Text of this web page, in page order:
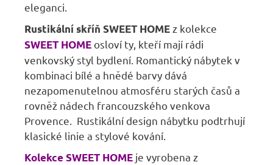
eleganci.
Rustikální skříň SWEET HOMEz kolekce
SWEET HOMEosloví ty, kteří mají rádi
venkovský styl bydlení. Romantický nábytek v
kombinaci bílé a hnědé barvy dává
nezapomenutelnou atmosféru starých časů a
rovněž nádech francouzského venkova
Provence. Rustikální design nábytku podtrhují
klasické linie a stylové kování.
Kolekce SWEET HOME je vyrobena z